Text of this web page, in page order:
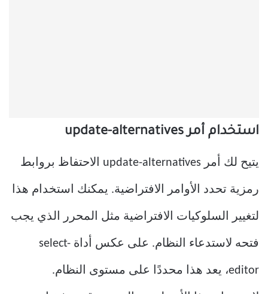
استخدام أمر update-alternatives
يتيح لك أمر update-alternatives الاحتفاظ بروابط
رمزية تحدد الأوامر الافتراضية. يمكنك استخدام هذا
لتغيير السلوكيات الافتراضية مثل المحرر الذي يجب
فتحه لاستدعاء النظام. على عكس أداة select-
editor، يعد هذا محددًا على مستوى النظام.